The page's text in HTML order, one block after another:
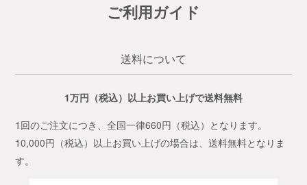
ご利用ガイド
送料について
1万円（税込）以上お買い上げで送料無料
1回のご注文につき、全国一律660円（税込）となります。
10,000円（税込）以上お買い上げの場合は、送料無料となりま
す。